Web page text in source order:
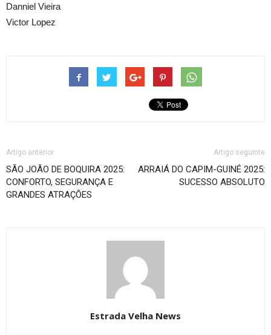
Danniel Vieira
Victor Lopez
Artigo anterior
SÃO JOÃO DE BOQUIRA 2025:
CONFORTO, SEGURANÇA E
GRANDES ATRAÇÕES
Artigo seguinte
ARRAIÁ DO CAPIM-GUINÉ 2025:
SUCESSO ABSOLUTO
Estrada Velha News